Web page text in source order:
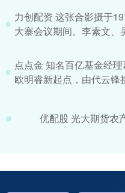
力创配资 这张合影摄于
大寨会议期间。李素文、
点点金 知名百亿基金经
欧明睿新起点，由代云锋
优配股 光大期货农